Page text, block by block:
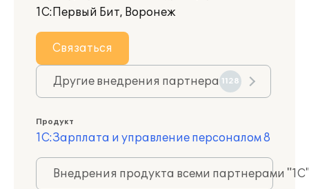
1С:Первый Бит, Воронеж
Связаться
Другие внедрения партнера 1128
Продукт
1С:Зарплата и управление персоналом 8
Внедрения продукта всеми партнерами